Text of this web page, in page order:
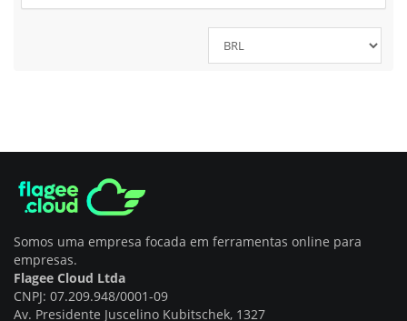
Somos uma empresa focada em ferramentas online para
empresas.
Flagee Cloud Ltda
CNPJ: 07.209.948/0001-09
Av. Presidente Juscelino Kubitschek, 1327